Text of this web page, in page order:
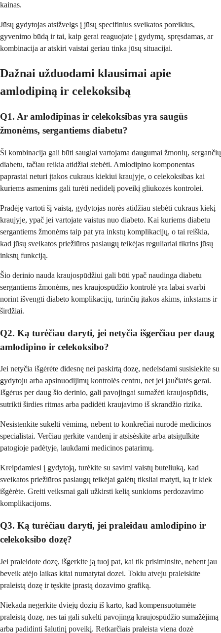
kainas.
Jūsų gydytojas atsižvelgs į jūsų specifinius sveikatos poreikius,
gyvenimo būdą ir tai, kaip gerai reaguojate į gydymą, spręsdamas, ar
kombinacija ar atskiri vaistai geriau tinka jūsų situacijai.
Dažnai užduodami klausimai apie
amlodipiną ir celekoksibą
Q1. Ar amlodipinas ir celekoksibas yra saugūs
žmonėms, sergantiems diabetu?
Ši kombinacija gali būti saugiai vartojama daugumai žmonių, sergančių
diabetu, tačiau reikia atidžiai stebėti. Amlodipino komponentas
paprastai neturi įtakos cukraus kiekiui kraujyje, o celekoksibas kai
kuriems asmenims gali turėti nedidelį poveikį gliukozės kontrolei.
Pradėję vartoti šį vaistą, gydytojas norės atidžiau stebėti cukraus kiekį
kraujyje, ypač jei vartojate vaistus nuo diabeto. Kai kuriems diabetu
sergantiems žmonėms taip pat yra inkstų komplikacijų, o tai reiškia,
kad jūsų sveikatos priežiūros paslaugų teikėjas reguliariai tikrins jūsų
inkstų funkciją.
Šio derinio nauda kraujospūdžiui gali būti ypač naudinga diabetu
sergantiems žmonėms, nes kraujospūdžio kontrolė yra labai svarbi
norint išvengti diabeto komplikacijų, turinčių įtakos akims, inkstams ir
širdžiai.
Q2. Ką turėčiau daryti, jei netyčia išgerčiau per daug
amlodipino ir celekoksibo?
Jei netyčia išgėrėte didesnę nei paskirtą dozę, nedelsdami susisiekite su
gydytoju arba apsinuodijimų kontrolės centru, net jei jaučiatės gerai.
Išgėrus per daug šio derinio, gali pavojingai sumažėti kraujospūdis,
sutrikti širdies ritmas arba padidėti kraujavimo iš skrandžio rizika.
Nesistenkite sukelti vėmimą, nebent to konkrečiai nurodė medicinos
specialistai. Verčiau gerkite vandenį ir atsisėskite arba atsigulkite
patogioje padėtyje, laukdami medicinos patarimų.
Kreipdamiesi į gydytoją, turėkite su savimi vaistų buteliuką, kad
sveikatos priežiūros paslaugų teikėjai galėtų tiksliai matyti, ką ir kiek
išgėrėte. Greiti veiksmai gali užkirsti kelią sunkioms perdozavimo
komplikacijoms.
Q3. Ką turėčiau daryti, jei praleidau amlodipino ir
celekoksibo dozę?
Jei praleidote dozę, išgerkite ją tuoj pat, kai tik prisiminsite, nebent jau
beveik atėjo laikas kitai numatytai dozei. Tokiu atveju praleiskite
praleistą dozę ir tęskite įprastą dozavimo grafiką.
Niekada negerkite dviejų dozių iš karto, kad kompensuotumėte
praleistą dozę, nes tai gali sukelti pavojingą kraujospūdžio sumažėjimą
arba padidinti šalutinį poveikį. Retkarčiais praleista viena dozė